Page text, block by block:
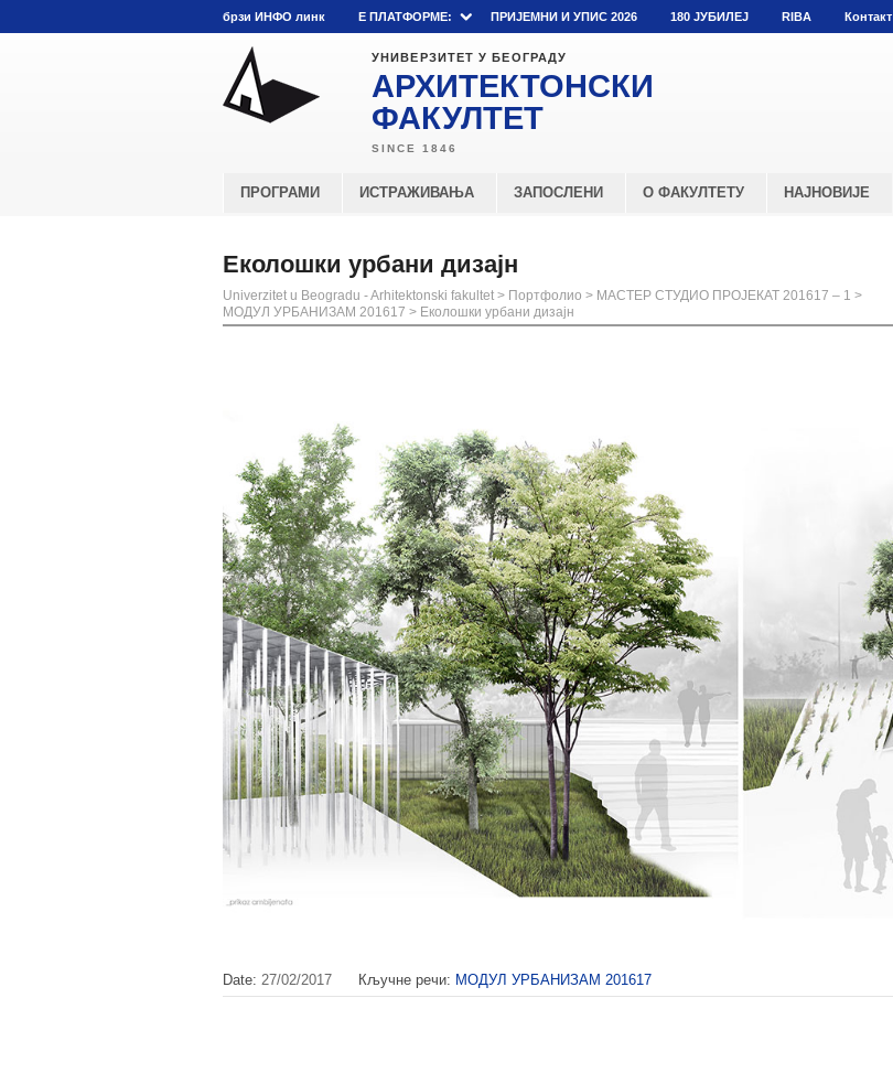
брзи ИНФО линк E ПЛАТФОРМЕ: ПРИЈЕМНИ И УПИС 2026 180 ЈУБИЛЕЈ RIBA Контакт
УНИВЕРЗИТЕТ У БЕОГРАДУ
АРХИТЕКТОНСКИ
ФАКУЛТЕТ
ПРОГРАМИ ИСТРАЖИВАЊА ЗАПОСЛЕНИ О ФАКУЛТЕТУ НАЈНОВИЈЕ
Еколошки урбани дизајн
Univerzitet u Beogradu - Arhitektonski fakultet > Портфолио > МАСТЕР СТУДИО ПРОЈЕКАТ 201617 – 1 >
МОДУЛ УРБАНИЗАМ 201617 > Еколошки урбани дизајн
Date: 27/02/2017 Кључне речи: МОДУЛ УРБАНИЗАМ 201617